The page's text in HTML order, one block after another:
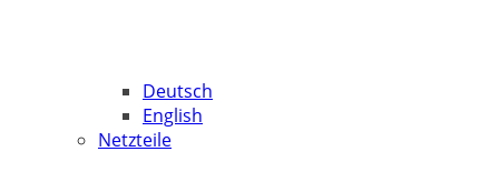
Deutsch
English
Netzteile